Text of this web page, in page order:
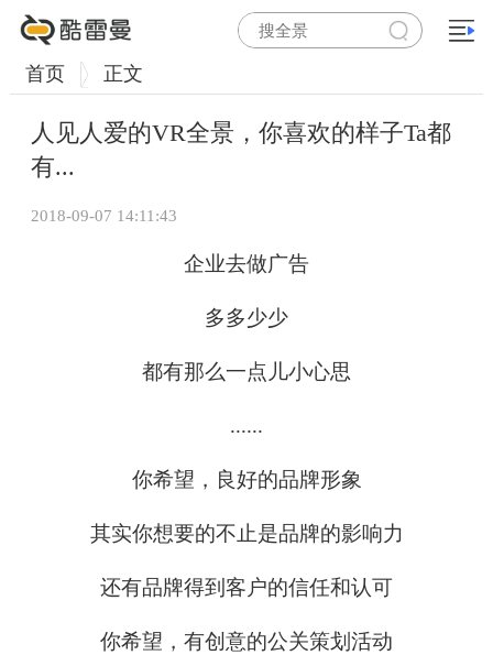
首页 正文
人见人爱的VR全景，你喜欢的样子Ta都
有...
2018-09-07 14:11:43
企业去做广告
多多少少
都有那么一点儿小心思
......
你希望，良好的品牌形象
其实你想要的不止是品牌的影响力
还有品牌得到客户的信任和认可
你希望，有创意的公关策划活动